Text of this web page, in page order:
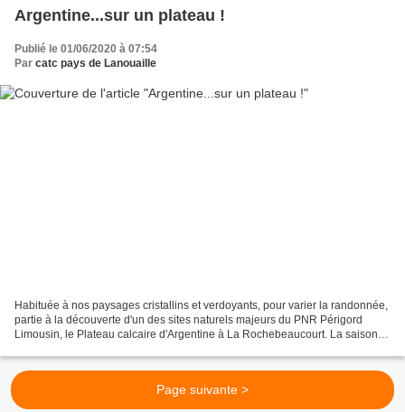
Argentine...sur un plateau !
Publié le 01/06/2020 à 07:54
Par catc pays de Lanouaille
Habituée à nos paysages cristallins et verdoyants, pour varier la randonnée,
partie à la découverte d'un des sites naturels majeurs du PNR Périgord
Limousin, le Plateau calcaire d'Argentine à La Rochebeaucourt. La saison
Page suivante >